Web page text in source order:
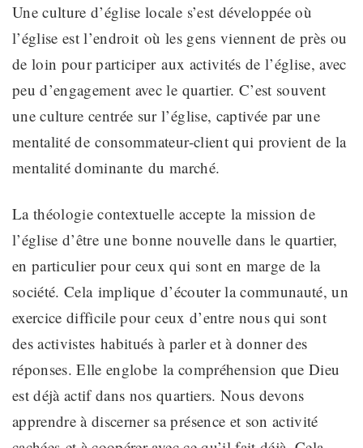
Une culture d’église locale s’est développée où
l’église estl’endroit où les gens viennent de près ou
de loin pour participer aux activités de l’église, avec
peu d’engagement avecle quartier. C’est souvent
une culture centrée sur l’église, captivée par une
mentalité de consommateur-clientqui provient de la
mentalité dominante du marché.
La théologie contextuelle accepte la mission de
l’église d’être une bonne nouvelle dans le quartier,
en particulier pour ceux qui sont en marge de la
société.Cela implique d’écouter la communauté, un
exercicedifficile pour ceux d’entre nous qui sont
des activistes habitués à parler et à donner des
réponses. Elleenglobe la compréhension que Dieu
est déjà actif dans nos quartiers. Nous devons
apprendre à discerner sa présence et son activité